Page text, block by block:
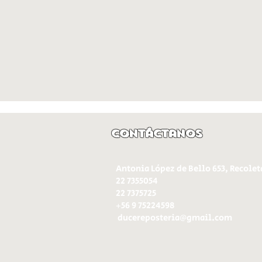
Contáctanos
Antonia López de Bello 653,
22 7355054
22 7375725
+56 9 75224598
ducereposteria@gmail.com